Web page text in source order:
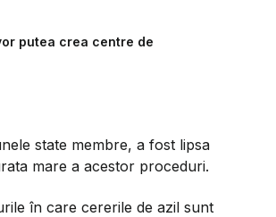
putea crea centre de
state membre, a fost lipsa
mare a acestor proceduri.
în care cererile de azil sunt